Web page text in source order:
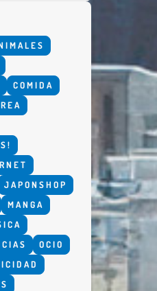
COMIDA
JAPONSHOP
MANGA
OCIO